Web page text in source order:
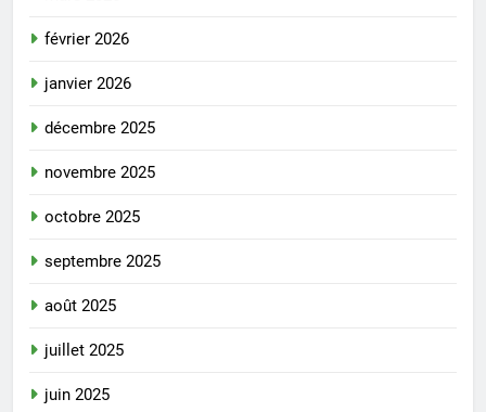
février 2026
janvier 2026
décembre 2025
novembre 2025
octobre 2025
septembre 2025
août 2025
juillet 2025
juin 2025